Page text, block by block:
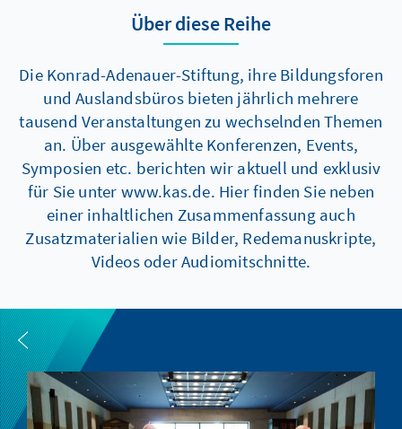
Über diese Reihe
Die Konrad-Adenauer-Stiftung, ihre Bildungsforen
und Auslandsbüros bieten jährlich mehrere
tausend Veranstaltungen zu wechselnden Themen
an. Über ausgewählte Konferenzen, Events,
Symposien etc. berichten wir aktuell und exklusiv
für Sie unter www.kas.de. Hier finden Sie neben
einer inhaltlichen Zusammenfassung auch
Zusatzmaterialien wie Bilder, Redemanuskripte,
Videos oder Audiomitschnitte.